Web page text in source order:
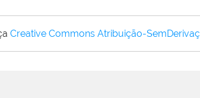
Creative Commons Atribuição-